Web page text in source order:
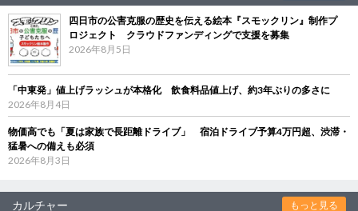
四日市の公害克服の歴史を伝える絵本『スモックリン』制作プ
ロジェクト クラウドファンディングで支援を募集
2026年8月5日
「中東発」値上げラッシュが本格化 飲食料品値上げ、約3年ぶりの多さに
2026年8月4日
物価高でも「夏は家族で長距離ドライブ」 宿泊ドライブ予算4万円超、渋滞・
猛暑への備えも必須
2026年8月3日
カルチャー もっと見る